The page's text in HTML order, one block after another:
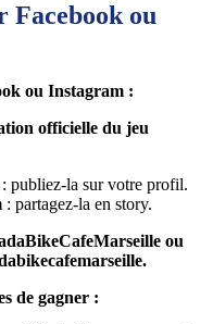
Facebook ou
ou Instagram :
officielle du jeu
: publiez-la sur votre profil.
: partagez-la en story.
ou
de gagner :